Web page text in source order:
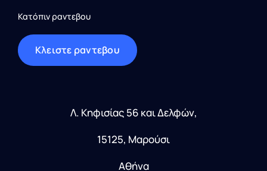
Κατόπιν ραντεβου
Kλειστε ραντεβου
Λ. Κηφισίας 56 και Δελφών,
15125, Μαρούσι
Αθήνα